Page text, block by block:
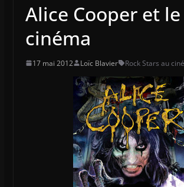
Alice Cooper et le
cinéma
17 mai 2012 Loïc Blavier Rock Stars au